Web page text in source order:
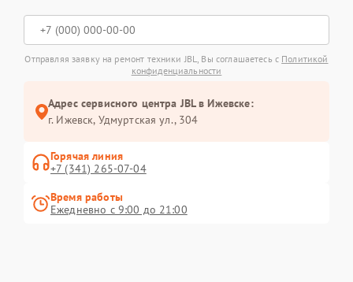
Отправляя заявку на ремонт техники JBL, Вы соглашаетесь с Политикой
конфиденциальности
Адрес сервисного центра JBL в Ижевске:
г. Ижевск, Удмуртская ул., 304
Горячая линия
+7 (341) 265-07-04
Время работы
Ежедневно с 9:00 до 21:00